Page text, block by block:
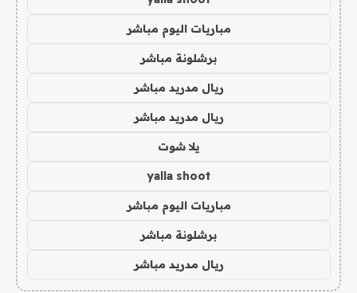
مباريات اليوم مباشر
برشلونة مباشر
ريال مدريد مباشر
ريال مدريد مباشر
يلا شوت
yalla shoot
مباريات اليوم مباشر
برشلونة مباشر
ريال مدريد مباشر